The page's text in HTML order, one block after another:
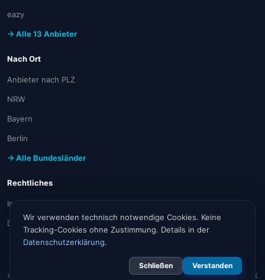
eazy
→ Alle 13 Anbieter
Nach Ort
Anbieter nach PLZ
NRW
Bayern
Berlin
→ Alle Bundesländer
Rechtliches
Impressum
Datenschutz
© 2026 internet-verfuegbarkeit.de Angebote viaTARIFFUXX
Wir verwenden technisch notwendige Cookies. Keine
Tracking-Cookies ohne Zustimmung. Details in der
Datenschutzerklärung.
Schließen Verstanden